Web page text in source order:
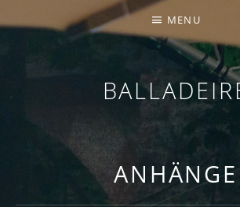
MENU
ANHÄNGE